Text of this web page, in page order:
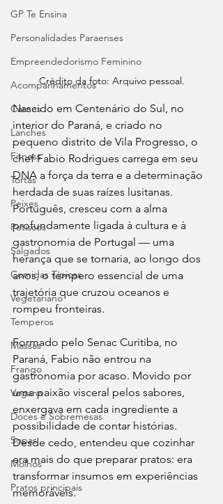
GP Te Ensina
Personalidades Paraenses
Empreendedorismo Feminino
Acompanhamentos
Carnes
Lanches
Fitness
Tortas
Peixes
Petiscos
Salgados
Comidas Típicas
Vegetariano
Temperos
Massas
Frango
Vegana
Doces e Sobremesas
Sopas
Molhos
Pratos principais
Crédito da foto: Arquivo pessoal.
Nascido em Centenário do Sul, no
interior do Paraná, e criado no
pequeno distrito de Vila Progresso, o
chef Fabio Rodrigues carrega em seu
DNA a força da terra e a determinação
herdada de suas raízes lusitanas.
Português, cresceu com a alma
profundamente ligada à cultura e à
gastronomia de Portugal — uma
herança que se tornaria, ao longo dos
anos, o tempero essencial de uma
trajetória que cruzou oceanos e
rompeu fronteiras.
Formado pelo Senac Curitiba, no
Paraná, Fabio não entrou na
gastronomia por acaso. Movido por
uma paixão visceral pelos sabores,
enxergava em cada ingrediente a
possibilidade de contar histórias.
Desde cedo, entendeu que cozinhar
era mais do que preparar pratos: era
transformar insumos em experiências
memoráveis.